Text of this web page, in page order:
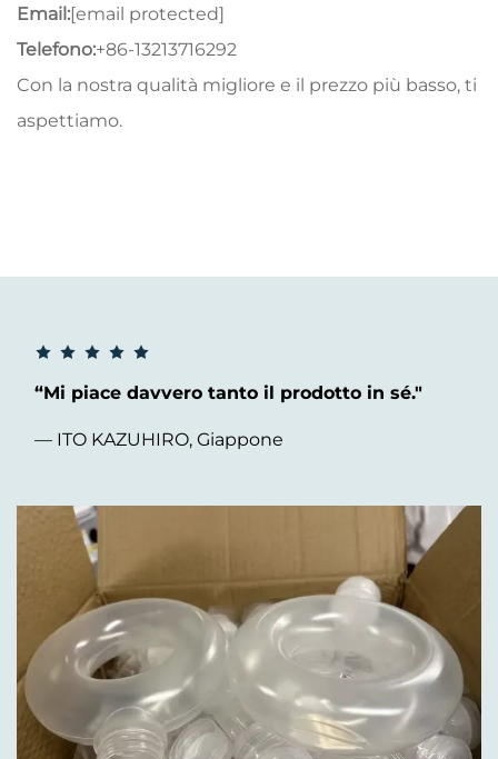
Email:[email protected]
Telefono:+86-13213716292
Con la nostra qualità migliore e il prezzo più basso, ti
aspettiamo.
“Mi piace davvero tanto il prodotto in sé."
— ITO KAZUHIRO, Giappone